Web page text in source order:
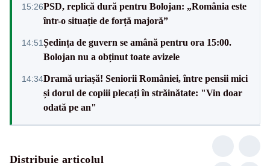
15:26PSD, replică dură pentru Bolojan: „România este
într-o situație de forță majoră”
14:51Ședința de guvern se amână pentru ora 15:00.
Bolojan nu a obținut toate avizele
14:34Dramă uriașă! Seniorii României, între pensii mici
și dorul de copiii plecați în străinătate: "Vin doar
odată pe an"
Distribuie articolul